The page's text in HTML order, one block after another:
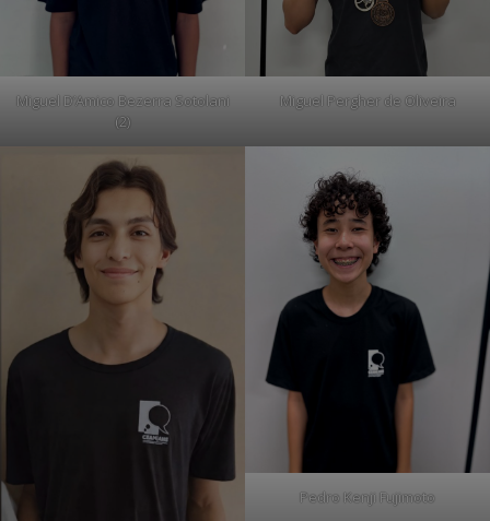
Miguel D’Amico Bezerra Sotolani
(2)
Miguel Pergher de Oliveira
Pedro Kenji Fujimoto